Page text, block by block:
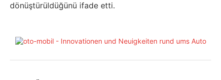
dönüştürüldüğünü ifade etti.